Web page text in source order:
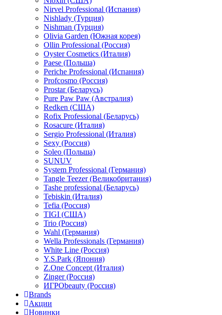
Nirvel Professional (Испания)
Nishlady (Турция)
Nishman (Турция)
Olivia Garden (Южная корея)
Ollin Professional (Россия)
Oyster Cosmetics (Италия)
Paese (Польша)
Periche Professional (Испания)
Profcosmo (Россия)
Prostar (Беларусь)
Pure Paw Paw (Австралия)
Redken (США)
Rofix Professional (Беларусь)
Rosacure (Италия)
Sergio Professional (Италия)
Sexy (Россия)
Soleo (Польша)
SUNUV
System Professional (Германия)
Tangle Teezer (Великобритания)
Tashe professional (Беларусь)
Tebiskin (Италия)
Tefia (Россия)
TIGI (США)
Trio (Россия)
Wahl (Германия)
Wella Professionals (Германия)
White Line (Россия)
Y.S.Park (Япония)
Z.One Concept (Италия)
Zinger (Россия)
ИГРОbeauty (Россия)
Brands
Акции
Новинки